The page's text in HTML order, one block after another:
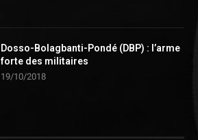
Dosso-Bolagbanti-Pondé (DBP) : l’arme
forte des militaires
19/10/2018